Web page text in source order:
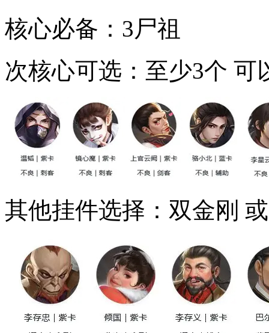
核心必备：3尸祖
次核心可选：至少3个 可
其他挂件选择：双金刚